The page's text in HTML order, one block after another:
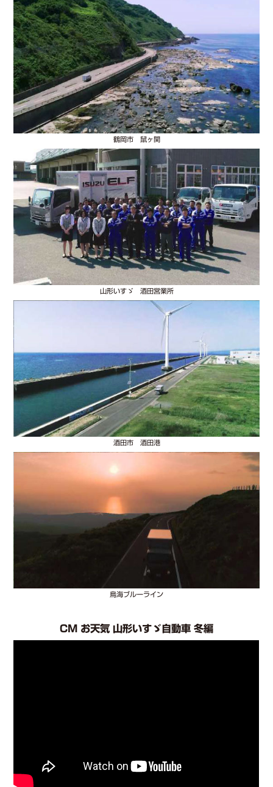
鶴岡市 鼠ヶ関
山形いすゞ 酒田営業所
酒田市 酒田港
鳥海ブルーライン
CM お天気 山形いすゞ自動車 冬編